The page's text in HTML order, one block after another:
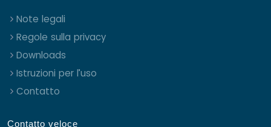
Note legali
Regole sulla privacy
Downloads
Istruzioni per l’uso
Contatto
Contatto veloce